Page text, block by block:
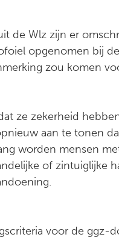
de Wlz zijn er
opgenomen bij
zou komen
ze zekerheid
aan te tonen
worden mensen
of zintuiglijke
voor de ggz-